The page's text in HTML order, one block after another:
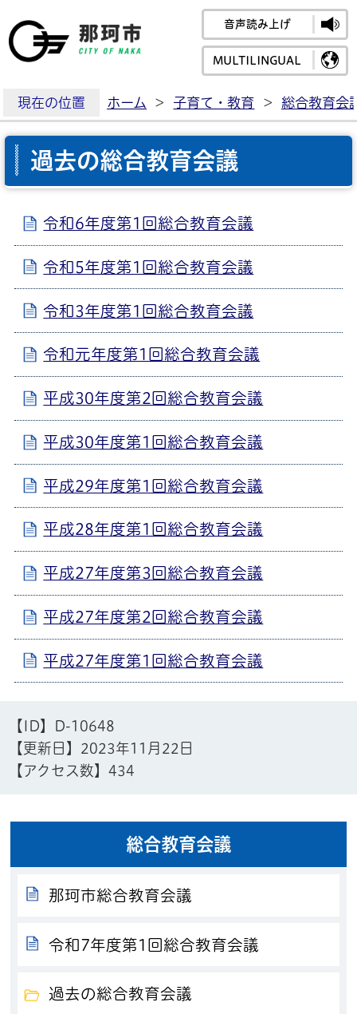
那珂市公式ホームペ
音声読み上げ
MULTILINGUAL
現在の位置 ホーム > 子育て・教育 > 総合教育会
過去の総合教育会議
令和6年度第1回総合教育会議
令和5年度第1回総合教育会議
令和3年度第1回総合教育会議
令和元年度第1回総合教育会議
平成30年度第2回総合教育会議
平成30年度第1回総合教育会議
平成29年度第1回総合教育会議
平成28年度第1回総合教育会議
平成27年度第3回総合教育会議
平成27年度第2回総合教育会議
平成27年度第1回総合教育会議
【ID】
D-10648
【更新日】 2023年11月22日
【アクセス数】434
総合教育会議
那珂市総合教育会議
令和7年度第1回総合教育会議
過去の総合教育会議